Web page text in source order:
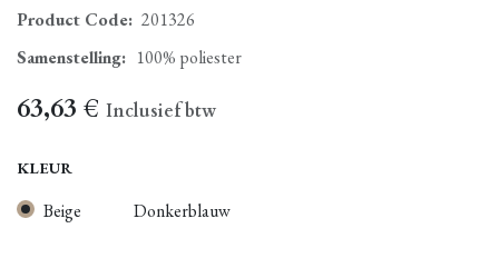
Product Code: 201326
Samenstelling: 100% poliester
63,63 € Inclusief btw
KLEUR
Beige Donkerblauw